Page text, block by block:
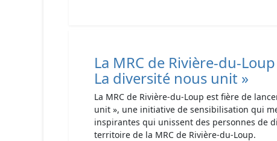
La MRC de Rivière-du-
La diversité nous unit »
La MRC de Rivière-du-Loup est fière de
unit », une initiative de sensibilisation qui
inspirantes qui unissent des personnes de
territoire de la MRC de Rivière-du-Loup.